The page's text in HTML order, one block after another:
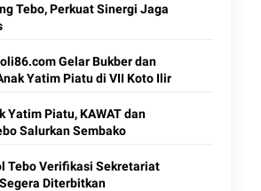
Tebo, Perkuat Sinergi Jaga
Gelar Bukber dan
Yatim Piatu di VII Koto Ilir
Yatim Piatu, KAWAT dan
Salurkan Sembako
Tebo Verifikasi Sekretariat
Diterbitkan